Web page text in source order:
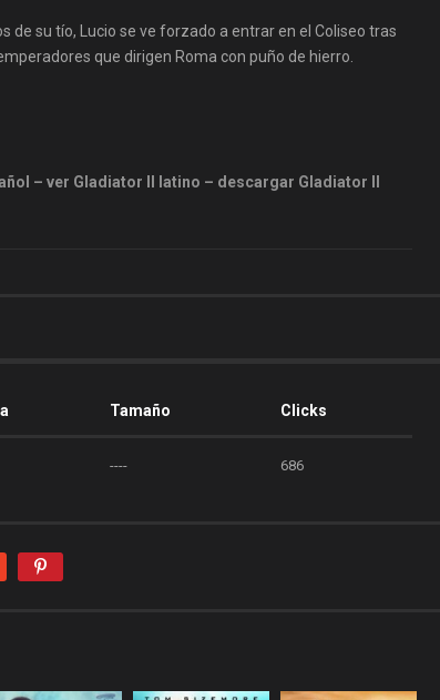
su tío, Lucio se ve forzado a entrar en el Coliseo tras
que dirigen Roma con puño de hierro.
– ver Gladiator II latino – descargar Gladiator II
Tamaño Clicks
---- 686